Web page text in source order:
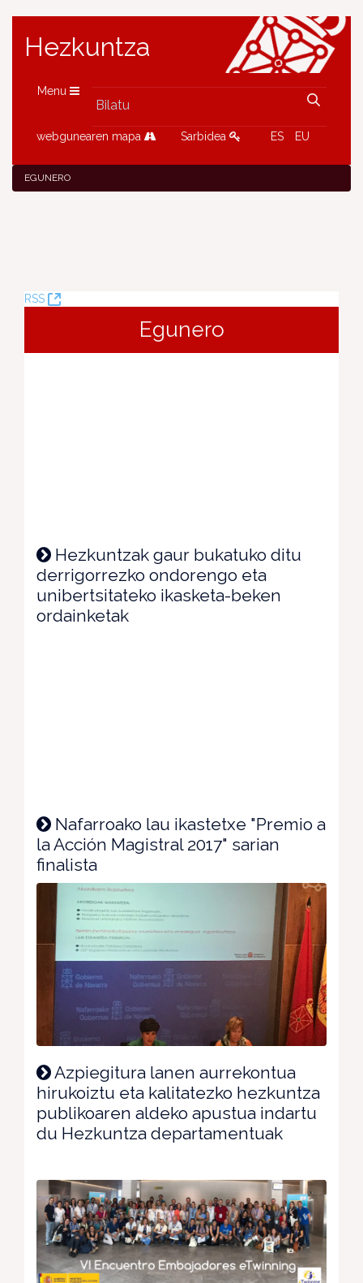
Hezkuntza
Menu
webgunearen mapa Sarbidea ES EU
EGUNERO
RSS
(Leiho
Egunero
Hezkuntzak gaur bukatuko ditu
derrigorrezko ondorengo eta
unibertsitateko ikasketa-beken
ordainketak
Nafarroako lau ikastetxe "Premio a
la Acción Magistral 2017" sarian
finalista
Azpiegitura lanen aurrekontua
hirukoiztu eta kalitatezko hezkuntza
publikoaren aldeko apustua indartu
du Hezkuntza departamentuak